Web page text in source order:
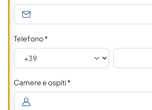
Telefono*
Camere e ospiti*